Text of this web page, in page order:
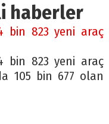
haberler
bin 823 yeni araç
bin 823 yeni araç
105 bin 677 olan